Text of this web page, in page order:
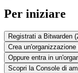
Per iniziare
Registrati a Bitwarden
Crea un'organizzazione
Oppure entra in
Scopri la Console di